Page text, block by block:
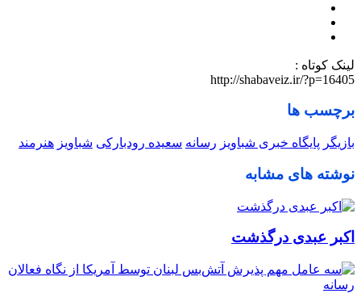
لینک کوتاه :
http://shabaveiz.ir/?p=16405
برچسب ها
بازیگر پایگاه خبری شباویز رسانه سعیده رودبارکی شباویز هنرمند
نوشته های مشابه
اکبر عبدی درگذشت